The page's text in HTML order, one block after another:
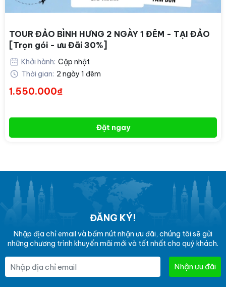
TOUR ĐẢO BÌNH HƯNG 2 NGÀY 1 ĐÊM - TẠI ĐẢO
[Trọn gói - ưu Đãi 30%]
Khởi hành: Cập nhật
Thời gian: 2 ngày 1 đêm
1.550.000₫
Đặt ngay
ĐĂNG KÝ!
Nhập địa chỉ email và bấm nút nhận ưu đãi, chúng tôi sẽ gửi
những chương trình khuyến mãi mới và tốt nhất cho quý khách.
Nhận ưu đãi